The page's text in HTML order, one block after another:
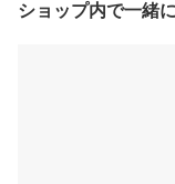
ショップ内で一緒